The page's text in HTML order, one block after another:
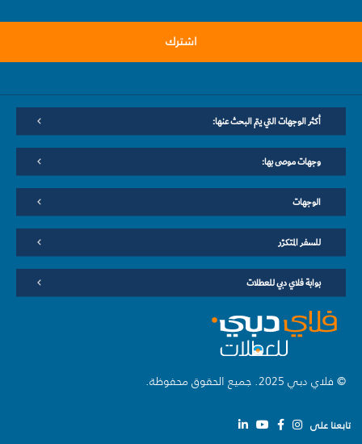
اشترك
أكثر الوجهات التي يتم البحث عنها:
وجهات موصى بها:
الوجهات
للسفر المتكرّر
بوابة فلاي دبي للعطلات
© فلاي دبي 2025. جميع الحقوق محفوظة.
تابعنا على